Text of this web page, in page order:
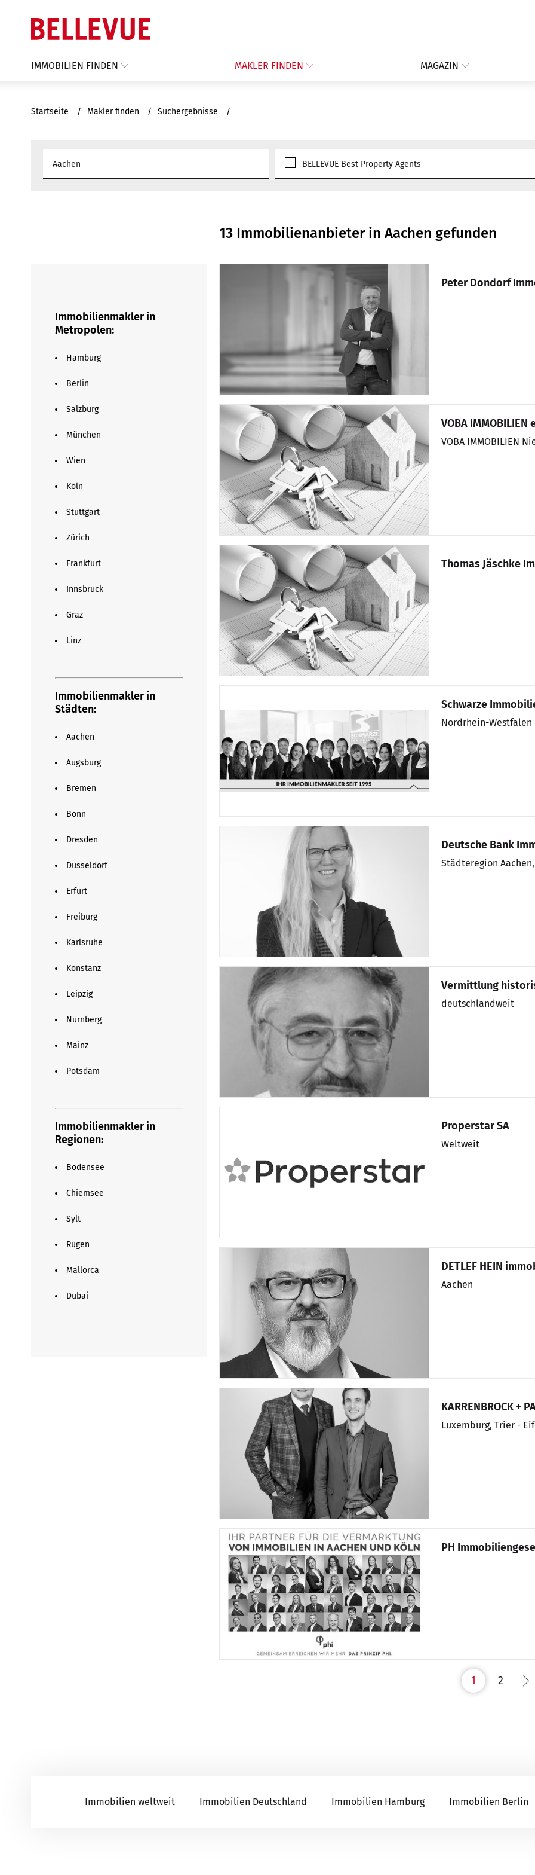
IMMOBILIEN FINDEN MAKLER FINDEN MAGAZIN
Startseite Makler finden Suchergebnisse
BELLEVUE Best Property Agents
13 Immobilienanbieter in Aachen gefunden
Immobilienmakler in
Metropolen:
Hamburg
Berlin
Salzburg
München
Wien
Köln
Stuttgart
Zürich
Frankfurt
Innsbruck
Graz
Linz
Immobilienmakler in
Städten:
Aachen
Augsburg
Bremen
Bonn
Dresden
Düsseldorf
Erfurt
Freiburg
Karlsruhe
Konstanz
Leipzig
Nürnberg
Mainz
Potsdam
Immobilienmakler in
Regionen:
Bodensee
Chiemsee
Sylt
Rügen
Mallorca
Dubai
Peter Dondorf
VOBA IMMOBILIEN
VOBA IMMOBILIEN
Thomas Jäschke
Schwarze
Nordrhein-Westfalen
Deutsche Bank
Städteregion
Vermittlung
deutschlandweit
Properstar SA
Weltweit
DETLEF HEIN
Aachen
KARRENBROCK +
Luxemburg, Trier -
PH
1 2
Immobilien weltweit Immobilien Deutschland Immobilien Hamburg Immobilien Berlin